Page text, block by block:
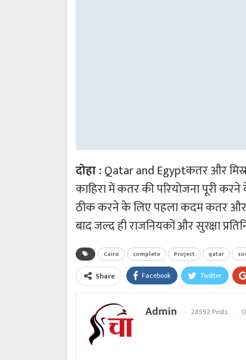
दोहा :Qatar and Egyptकतर और
काहिरा में कतर की परियोजना पूरी करने
ठीक करने के लिए पहला कदम कतर और
बाद जल्द ही राजनियकों और सुरक्षा
Cairo complete Project qatar
Share Facebook Twitter
Admin 28592 Posts